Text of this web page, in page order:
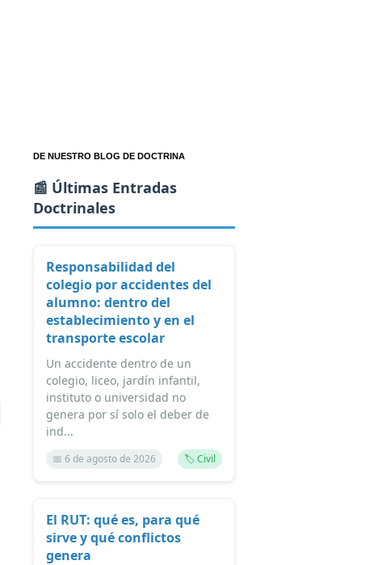
DE NUESTRO BLOG DE DOCTRINA
📰 Últimas Entradas
Doctrinales
Responsabilidad del
colegio por accidentes del
alumno: dentro del
establecimiento y en el
transporte escolar
Un accidente dentro de un
colegio, liceo, jardín infantil,
instituto o universidad no
genera por sí solo el deber de
ind...
📅 6 de agosto de 2026 🏷️ Civil
El RUT: qué es, para qué
sirve y qué conflictos
genera